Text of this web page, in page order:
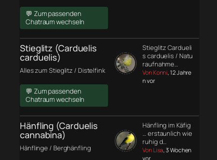
💬 Zum passenden
Chatraum wechseln
Stieglitz (Carduelis
carduelis)
Alles zum Stieglitz / Distelfink
💬 Zum passenden
Chatraum wechseln
Stieglitz Cardueli
s carduelis / Natu
raufnahme…
Von Konni, 12 Jahre
n vor
Hänfling (Carduelis
cannabina)
Hänflinge / Berghänfling
Hänfling im Käfig
… erstaunlich wie
ruhig d…
Von Lisa, 3 Wochen